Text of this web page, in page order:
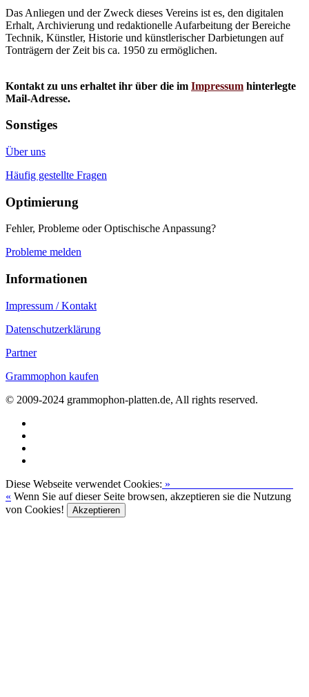
Das Anliegen und der Zweck dieses Vereins ist es, den digitalen
Erhalt, Archivierung und redaktionelle Aufarbeitung der Bereiche
Technik, Künstler, Historie und künstlerischer Darbietungen auf
Tonträgern der Zeit bis ca. 1950 zu ermöglichen.
Kontakt zu uns erhaltet ihr über die im Impressum hinterlegte
Mail-Adresse.
Sonstiges
Über uns
Häufig gestellte Fragen
Optimierung
Fehler, Probleme oder Optischische Anpassung?
Probleme melden
Informationen
Impressum / Kontakt
Datenschutzerklärung
Partner
Grammophon kaufen
© 2009-2024 grammophon-platten.de, All rights reserved.
Diese Webseite verwendet Cookies: »
« Wenn Sie auf dieser Seite browsen, akzeptieren sie die Nutzung
von Cookies!
Akzeptieren